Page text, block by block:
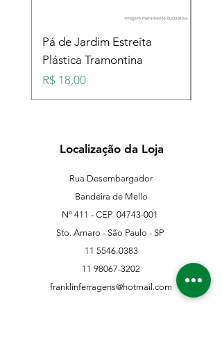
Pá de Jardim Estreita
Plástica Tramontina
Preço
R$ 18,00
Localização da Loja
Rua Desembargador
Bandeira de Mello
Nº 411 - CEP 04743-001
Sto. Amaro - São Paulo - SP
11 5546-0383
11 98067-3202
franklinferragens@hotmail.com